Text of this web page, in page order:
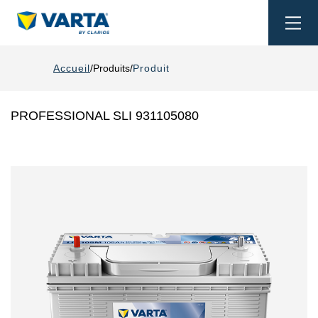
Accueil Produits Produit
PROFESSIONAL SLI 931105080